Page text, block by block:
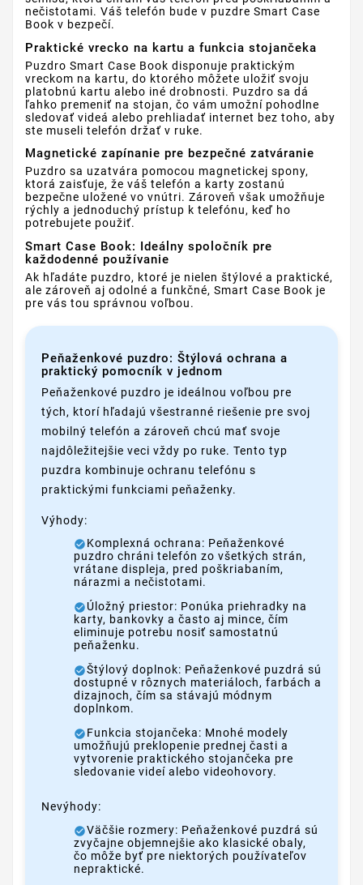
nečistotami. Váš telefón bude v puzdre Smart Case
Book v bezpečí.
Praktické vrecko na kartu a funkcia stojančeka
Puzdro Smart Case Book disponuje praktickým
vreckom na kartu, do ktorého môžete uložiť svoju
platobnú kartu alebo iné drobnosti. Puzdro sa dá
ľahko premeniť na stojan, čo vám umožní pohodlne
sledovať videá alebo prehliadať internet bez toho, aby
ste museli telefón držať v ruke.
Magnetické zapínanie pre bezpečné zatváranie
Puzdro sa uzatvára pomocou magnetickej spony,
ktorá zaisťuje, že váš telefón a karty zostanú
bezpečne uložené vo vnútri. Zároveň však umožňuje
rýchly a jednoduchý prístup k telefónu, keď ho
potrebujete použiť.
Smart Case Book: Ideálny spoločník pre
každodenné používanie
Ak hľadáte puzdro, ktoré je nielen štýlové a praktické,
ale zároveň aj odolné a funkčné, Smart Case Book je
pre vás tou správnou voľbou.
Peňaženkové puzdro: Štýlová ochrana a
praktický pomocník v jednom
Peňaženkové puzdro je ideálnou voľbou pre
tých, ktorí hľadajú všestranné riešenie pre svoj
mobilný telefón a zároveň chcú mať svoje
najdôležitejšie veci vždy po ruke. Tento typ
puzdra kombinuje ochranu telefónu s
praktickými funkciami peňaženky.
Výhody:
Komplexná ochrana: Peňaženkové
puzdro chráni telefón zo všetkých strán,
vrátane displeja, pred poškriabaním,
nárazmi a nečistotami.
Úložný priestor: Ponúka priehradky na
karty, bankovky a často aj mince, čím
eliminuje potrebu nosiť samostatnú
peňaženku.
Štýlový doplnok: Peňaženkové puzdrá sú
dostupné v rôznych materiáloch, farbách a
dizajnoch, čím sa stávajú módnym
doplnkom.
Funkcia stojančeka: Mnohé modely
umožňujú preklopenie prednej časti a
vytvorenie praktického stojančeka pre
sledovanie videí alebo videohovory.
Nevýhody:
Väčšie rozmery: Peňaženkové puzdrá sú
zvyčajne objemnejšie ako klasické obaly,
čo môže byť pre niektorých používateľov
nepraktické.